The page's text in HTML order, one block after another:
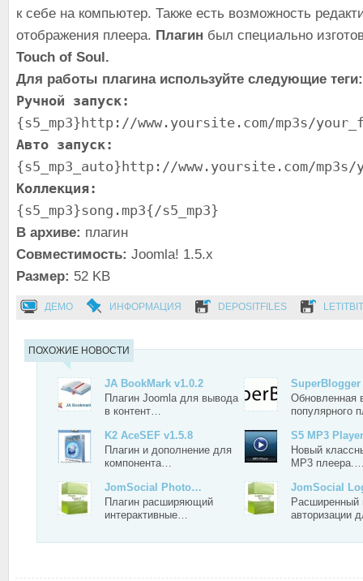
к себе на компьютер. Также есть возможность
отображения плеера. Плагин был специально
Touch of Soul.
Для работы плагина используйте следующие теги:
Ручной запуск:
{s5_mp3}http://www.yoursite.com/mp3s/
Авто запуск:
{s5_mp3_auto}http://www.yoursite.com/
Коллекция:
{s5_mp3}song.mp3{/s5_mp3}
В архиве: плагин
Совместимость: Joomla! 1.5.x
Размер: 52 KB
ДЕМО ИНФОРМАЦИЯ DEPOSITFILES LETITBIT
ПОХОЖИЕ НОВОСТИ
JA BookMark v1.0.2
Плагин Joomla для вывода
в контент…
SuperBlogger
Обновленная
популярного
K2 AceSEF v1.5.8
Плагин и дополнение для
компонента…
S5 MP3
Новый
MP3
JomSocial Photo…
Плагин расширяющий
интерактивные…
JomSocial
Расширенный
авторизации